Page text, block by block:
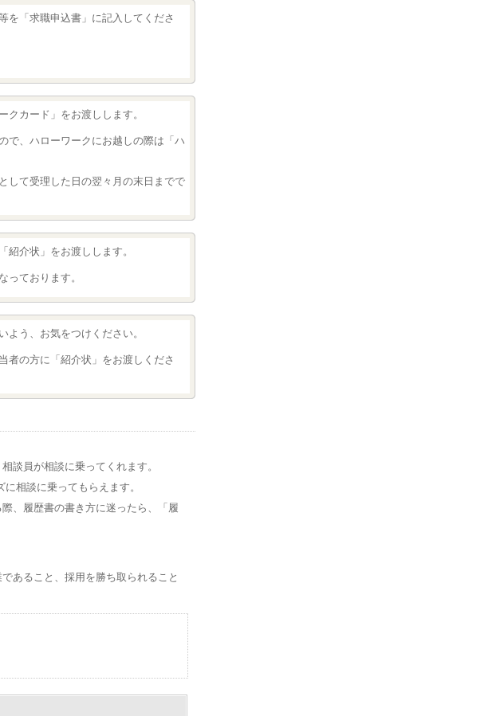
を「求職申込書」に記入してくださ
クカード」をお渡しします。
で、ハローワークにお越しの際は「ハ
して受理した日の翌々月の末日までで
介状」をお渡しします。
っております。
よう、お気をつけください。
の方に「紹介状」をお渡しくださ
談員が相談に乗ってくれます。
相談に乗ってもらえます。
、履歴書の書き方に迷ったら、「履
あること、採用を勝ち取られること